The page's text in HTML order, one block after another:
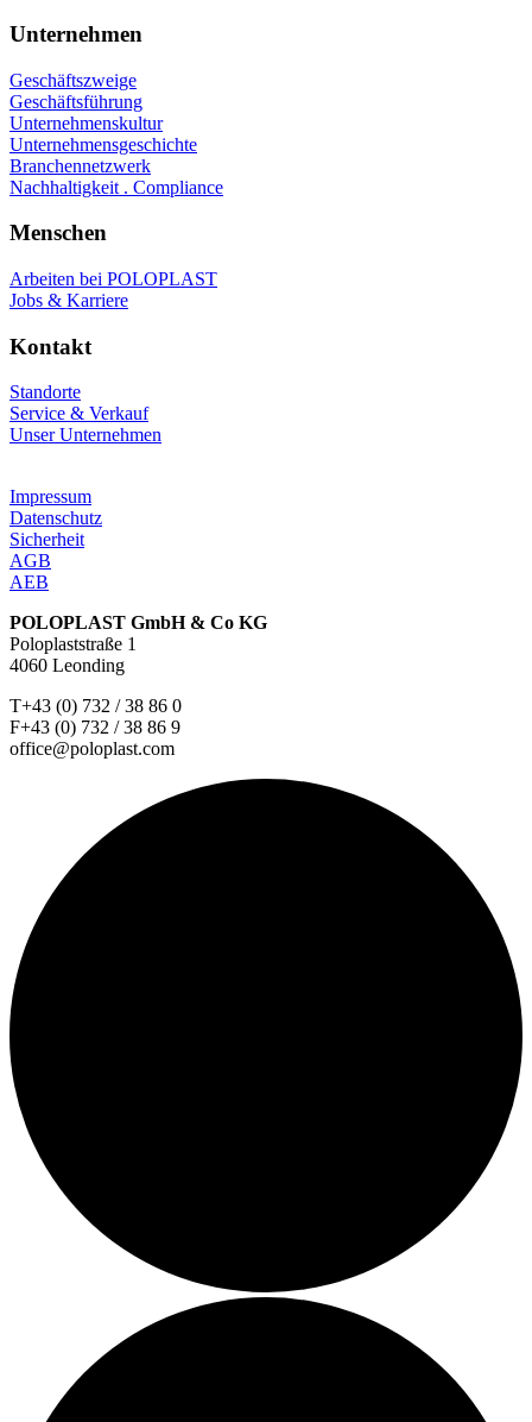
Unternehmen
Geschäftszweige
Geschäftsführung
Unternehmenskultur
Unternehmensgeschichte
Branchennetzwerk
Nachhaltigkeit . Compliance
Menschen
Arbeiten bei POLOPLAST
Jobs & Karriere
Kontakt
Standorte
Service & Verkauf
Unser Unternehmen
Impressum
Datenschutz
Sicherheit
AGB
AEB
POLOPLAST GmbH & Co KG
Poloplaststraße 1
4060 Leonding
T+43 (0) 732 / 38 86 0
F+43 (0) 732 / 38 86 9
office@poloplast.com